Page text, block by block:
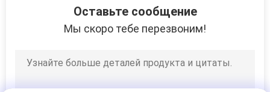
информации
реактора Biofilm
двигая кровати
Оставьте сообщение
Мы скоро тебе перезвоним!